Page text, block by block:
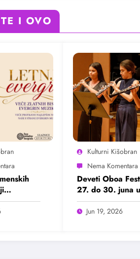
I OVO
Kulturni Kišobran
Deveti Oboa
27. do 30. juna u
Beogradu
Jun 19, 2026